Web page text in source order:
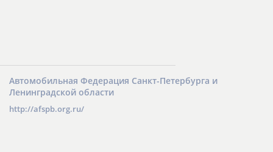
Автомобильная Федерация Санкт-Петербурга и
Ленинградской области
http://afspb.org.ru/